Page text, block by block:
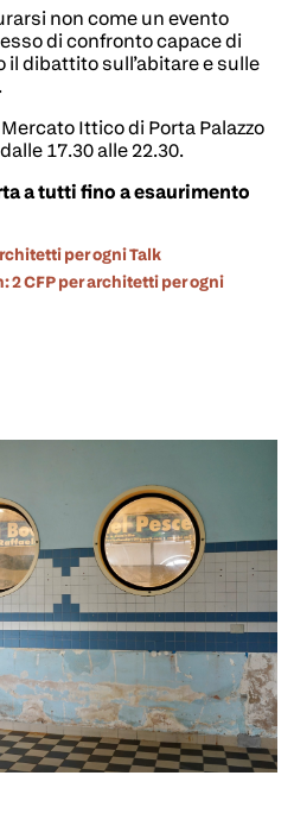
non come un evento
di confronto capace di
dibattito sull’abitare e sulle
Mercato Ittico di Porta Palazzo
17.30 alle 22.30.
a tutti fino a esaurimento
per ogni Talk
2 CFP per architetti per ogni